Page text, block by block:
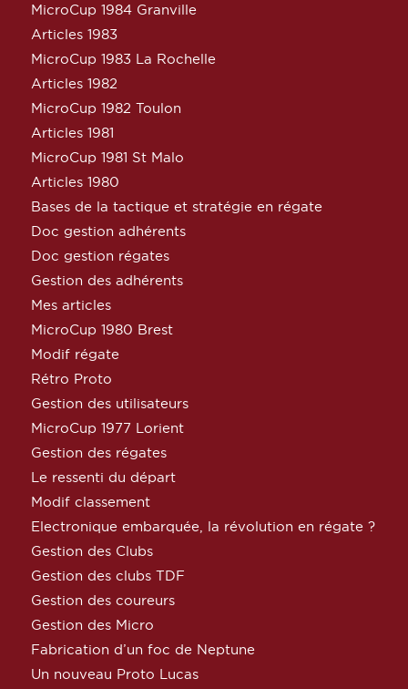
MicroCup 1984 Granville
Articles 1983
MicroCup 1983 La Rochelle
Articles 1982
MicroCup 1982 Toulon
Articles 1981
MicroCup 1981 St Malo
Articles 1980
Bases de la tactique et stratégie en régate
Doc gestion adhérents
Doc gestion régates
Gestion des adhérents
Mes articles
MicroCup 1980 Brest
Modif régate
Rétro Proto
Gestion des utilisateurs
MicroCup 1977 Lorient
Gestion des régates
Le ressenti du départ
Modif classement
Electronique embarquée, la révolution en régate ?
Gestion des Clubs
Gestion des clubs TDF
Gestion des coureurs
Gestion des Micro
Fabrication d’un foc de Neptune
Un nouveau Proto Lucas